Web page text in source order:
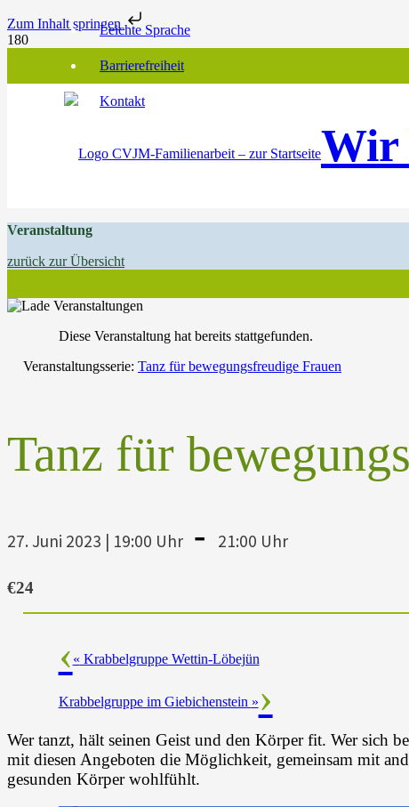
Zum Inhalt springenLeichte Sprache
Barrierefreiheit
Kontakt
Wir
Veranstaltung
zurück zur Übersicht
Diese Veranstaltung hat bereits stattgefunden.
Veranstaltungsserie: Tanz für bewegungsfreudige Frauen
Tanz für
27. Juni 2023 | 19:00 Uhr - 21:00 Uhr
€24
« Krabbelgruppe Wettin-Löbejün
Krabbelgruppe im Giebichenstein »
Wer tanzt, hält seinen Geist und den Körper fit. Wer sich
mit diesen Angeboten die Möglichkeit, gemeinsam mit
gesunden Körper wohlfühlt.